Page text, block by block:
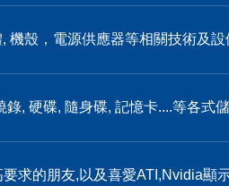
機殼，電源供應器等相關技術及
錄, 硬碟, 隨身碟, 記憶卡....等各式
求的朋友,以及喜愛ATI,Nvidia顯